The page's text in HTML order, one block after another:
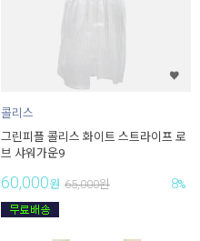
콜리스
그린피플 콜리스 화이트 스트라이프 로
브 샤워가운9
60,000원 65,000원 8%